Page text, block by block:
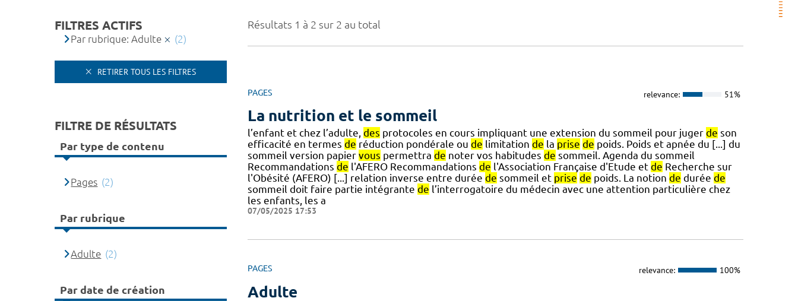
Résultats 1 à 2 sur 2 au total
PAGES relevance: 51%
La nutrition et le sommeil
l’enfant et chez l’adulte, des protocoles en cours impliquant une extension du sommeil pour juger de son
efficacité en termes de réduction pondérale ou de limitation de la prise de poids. Poids et apnée du [...] du
sommeil version papier vous permettra de noter vos habitudes de sommeil. Agenda du sommeil
Recommandations de l'AFERO Recommandations de l'Association Française d'Etude et de Recherche sur
l'Obésité (AFERO) [...] relation inverse entre durée de sommeil et prise de poids. La notion de durée de
sommeil doit faire partie intégrante de l’interrogatoire du médecin avec une attention particulière chez
les enfants, les a
07/05/2025 17:53
PAGES relevance: 100%
Adulte
FILTRES ACTIFS
Par rubrique: Adulte (2)
RETIRER TOUS LES FILTRES
FILTRE DE RÉSULTATS
Par type de contenu
Pages (2)
Par rubrique
Adulte (2)
Par date de création